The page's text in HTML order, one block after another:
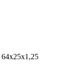
64x25x1,25